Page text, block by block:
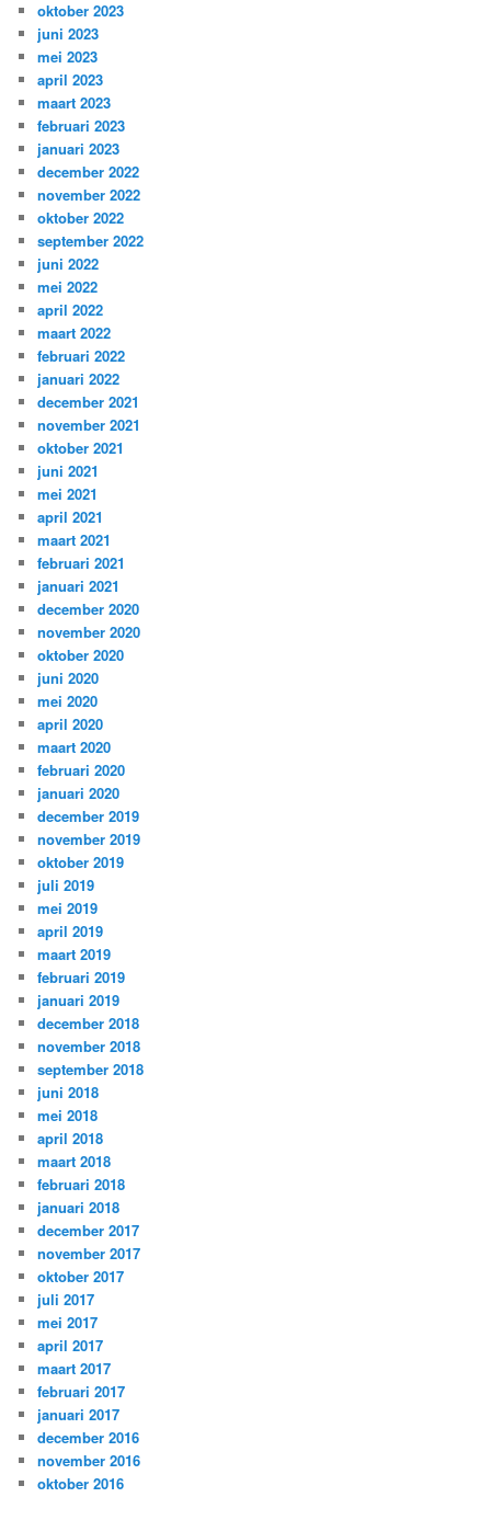
oktober 2023
juni 2023
mei 2023
april 2023
maart 2023
februari 2023
januari 2023
december 2022
november 2022
oktober 2022
september 2022
juni 2022
mei 2022
april 2022
maart 2022
februari 2022
januari 2022
december 2021
november 2021
oktober 2021
juni 2021
mei 2021
april 2021
maart 2021
februari 2021
januari 2021
december 2020
november 2020
oktober 2020
juni 2020
mei 2020
april 2020
maart 2020
februari 2020
januari 2020
december 2019
november 2019
oktober 2019
juli 2019
mei 2019
april 2019
maart 2019
februari 2019
januari 2019
december 2018
november 2018
september 2018
juni 2018
mei 2018
april 2018
maart 2018
februari 2018
januari 2018
december 2017
november 2017
oktober 2017
juli 2017
mei 2017
april 2017
maart 2017
februari 2017
januari 2017
december 2016
november 2016
oktober 2016